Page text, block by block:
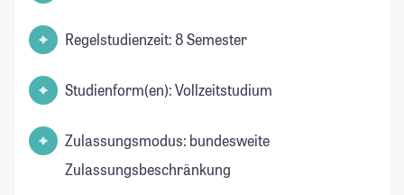
Regelstudienzeit: 8 Semester
Studienform(en): Vollzeitstudium
Zulassungsmodus: bundesweite
Zulassungsbeschränkung